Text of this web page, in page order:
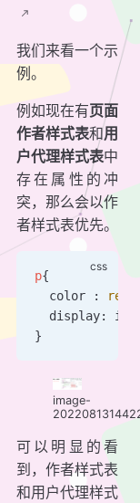
我们来看一个示
例。
例如现在有页面
作者样式表和用
户代理样式表中
存在属性的冲
突，那么会以作
者样式表优先。
p{
  color :
red
  display:
}
image-
可以明显的看
到，作者样式表
和用户代理样式